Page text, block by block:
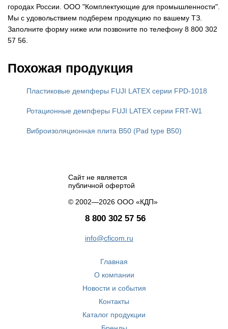
городах России. ООО "Комплектующие для промышленности".
Мы с удовольствием подберем продукцию по вашему ТЗ.
Заполните форму ниже или позвоните по телефону 8 800 302
57 56.
Похожая продукция
Пластиковые демпферы FUJI LATEX серии FPD-1018
Ротационные демпферы FUJI LATEX серии FRT-W1
Виброизоляционная плита B50 (Pad type B50)
Сайт не является
публичной офертой
© 2002—2026 ООО «КДП»
8 800 302 57 56
info@cficom.ru
Главная
О компании
Новости и события
Контакты
Каталог продукции